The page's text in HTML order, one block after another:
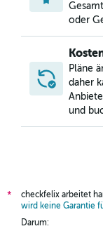
oder
Pläne
daher
und
*
checkfelix arbeitet
wird keine Garantie
Darum: